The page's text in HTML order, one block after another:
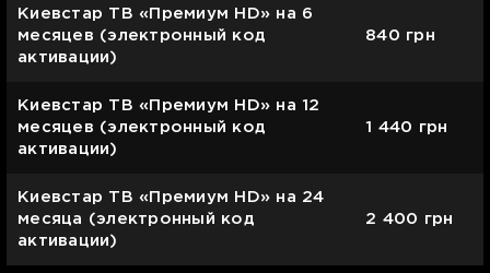
Киевстар ТВ «Премиум HD» на 6
месяцев (электронный код
активации)
840 грн
Киевстар ТВ «Премиум HD» на 12
месяцев (электронный код
активации)
1 440 грн
Киевстар ТВ «Премиум HD» на 24
месяца (электронный код
активации)
2 400 грн